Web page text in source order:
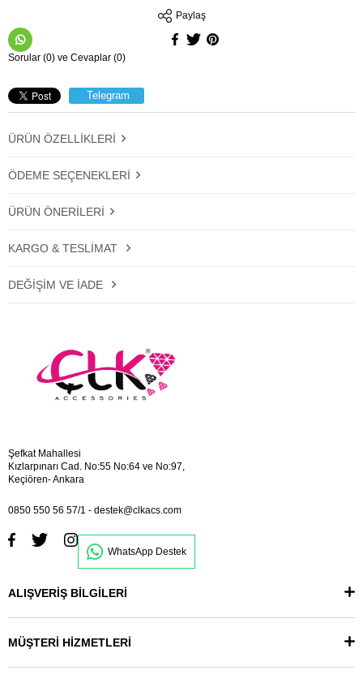
Paylaş
Sorular (0) ve Cevaplar (0)
Telegram
ÜRÜN ÖZELLIKLERI
ÖDEME SEÇENEKLERI
ÜRÜN ÖNERILERI
KARGO & TESLIMAT
DEĞIŞIM VE İADE
Şefkat Mahallesi
Kızlarpınarı Cad. No:55 No:64 ve No:97,
Keçiören- Ankara
0850 550 56 57/1 - destek@clkacs.com
WhatsApp Destek
ALIŞVERİŞ BİLGİLERİ
MÜŞTERİ HİZMETLERİ